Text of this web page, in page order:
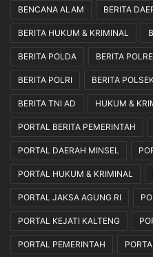
BENCANA ALAM BERITA
BERITA HUKUM & KRIMINAL
BERITA POLDA BERITA
BERITA POLRI BERITA
BERITA TNI AD HUKUM &
PORTAL BERITA PEMERINTAH
PORTAL DAERAH MINSEL
PORTAL HUKUM & KRIMINAL
PORTAL JAKSA AGUNG RI
PORTAL KEJATI KALTENG
PORTAL PEMERINTAH